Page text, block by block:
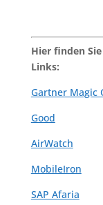
Hier finden
Links:
Gartner Magic
Good
AirWatch
MobileIron
SAP Afaria